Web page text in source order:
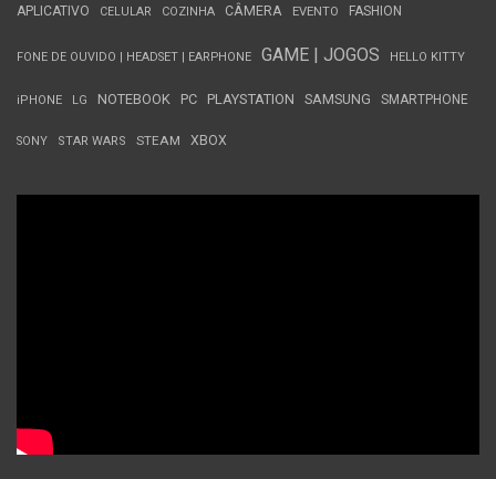
APLICATIVO CELULAR COZINHA CÂMERA EVENTO FASHION
FONE DE OUVIDO | HEADSET | EARPHONE GAME | JOGOS HELLO KITTY
iPHONE LG NOTEBOOK PC PLAYSTATION SAMSUNG SMARTPHONE
SONY STAR WARS STEAM XBOX